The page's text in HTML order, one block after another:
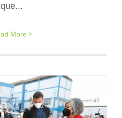
que...
More